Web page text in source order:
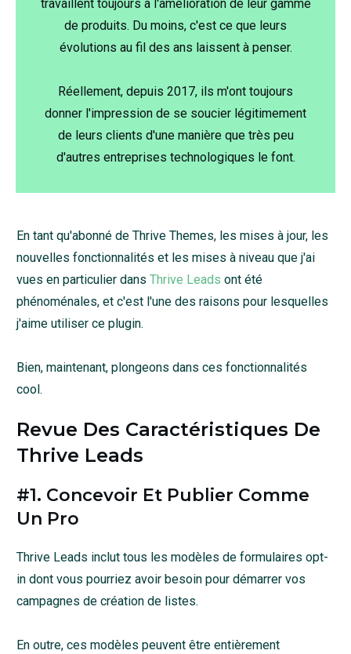
travaillent toujours à l'amélioration de leur gamme
de produits. Du moins, c'est ce que leurs
évolutions au fil des ans laissent à penser.
Réellement, depuis 2017, ils m'ont toujours
donner l'impression de se soucier légitimement
de leurs clients d'une manière que très peu
d'autres entreprises technologiques le font.
En tant qu'abonné de Thrive Themes, les mises à jour, les
nouvelles fonctionnalités et les mises à niveau que j'ai
vues en particulier dans Thrive Leads ont été
phénoménales, et c'est l'une des raisons pour lesquelles
j'aime utiliser ce plugin.
Bien, maintenant, plongeons dans ces fonctionnalités
cool.
Revue Des Caractéristiques De
Thrive Leads
#1. Concevoir Et Publier Comme
Un Pro
Thrive Leads inclut tous les modèles de formulaires opt-
in dont vous pourriez avoir besoin pour démarrer vos
campagnes de création de listes.
En outre, ces modèles peuvent être entièrement